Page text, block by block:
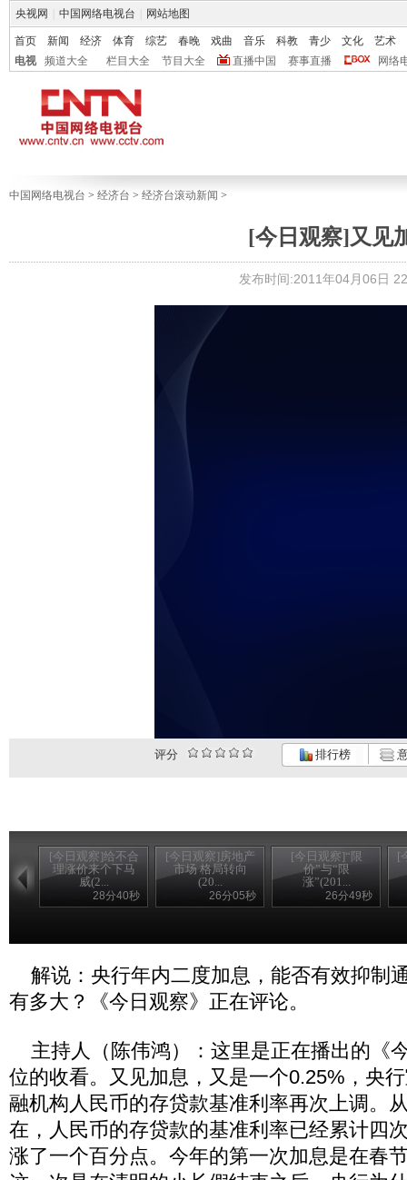
央视网 中国网络电视台 网站地图
首页 新闻 经济 体育 综艺 春晚 戏曲 音乐 科教 青少 文化
艺术
电视
频道大全 栏目大全 节目大全 直播中国 赛事直播 网络
中国网络电视台 > 经济台 > 经济台滚动新闻 >
[今日观察]又见
发布时间:2011年04月06日
评分 排行榜
[今日观察]给不合
理涨价来个下马
威(2...
28分40秒
[今日观察]房地产
市场 格局转向
(20...
26分05秒
[今日观察]“限
价”与“限
涨”(201...
26分49秒
[
解说：央行年内二度加息，能否有效抑制
有多大？《今日观察》正在评论。
主持人（陈伟鸿）：这里是正在播出的《
位的收看。又见加息，又是一个0.25%，央
融机构人民币的存贷款基准利率再次上调。
在，人民币的存贷款的基准利率已经累计四
涨了一个百分点。今年的第一次加息是在春